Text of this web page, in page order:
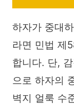
하자가 중대
라면 민법 제
합니다. 단,
으로 하자의
벽지 얼룩 수